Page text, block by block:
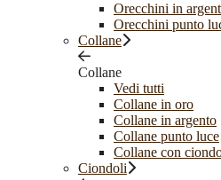
Orecchini in
Orecchini punto
Collane
Collane
Vedi tutti
Collane in oro
Collane in argento
Collane punto luce
Collane con
Ciondoli